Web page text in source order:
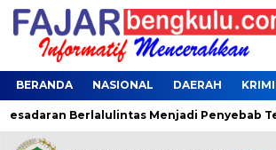
BERANDA NASIONAL DAERAH
Berlalulintas Menjadi Penyebab